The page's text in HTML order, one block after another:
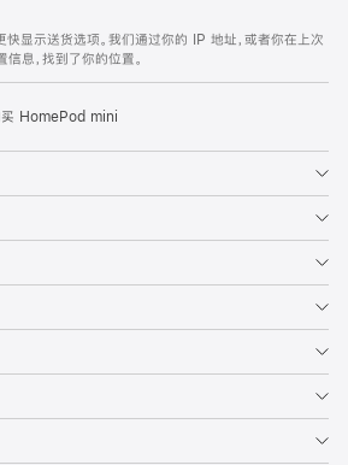
快显示送货选项。我们通过你的 IP 地址，或者你在上次
息，找到了你的位置。
买 HomePod mini